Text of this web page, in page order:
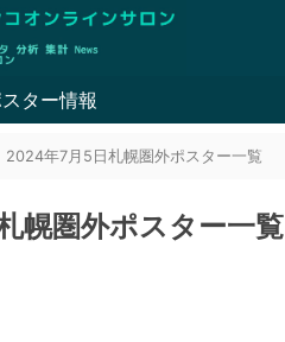
ター情報
2024年7月5日札幌圏外ポスター一覧
幌圏外ポスター一覧